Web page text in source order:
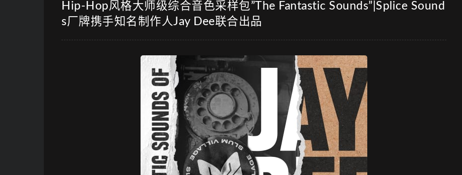
Hip-Hop风格大师级综合音色采样包”The Fantastic Sounds”|Splice Sound
s厂牌携手知名制作人Jay Dee联合出品